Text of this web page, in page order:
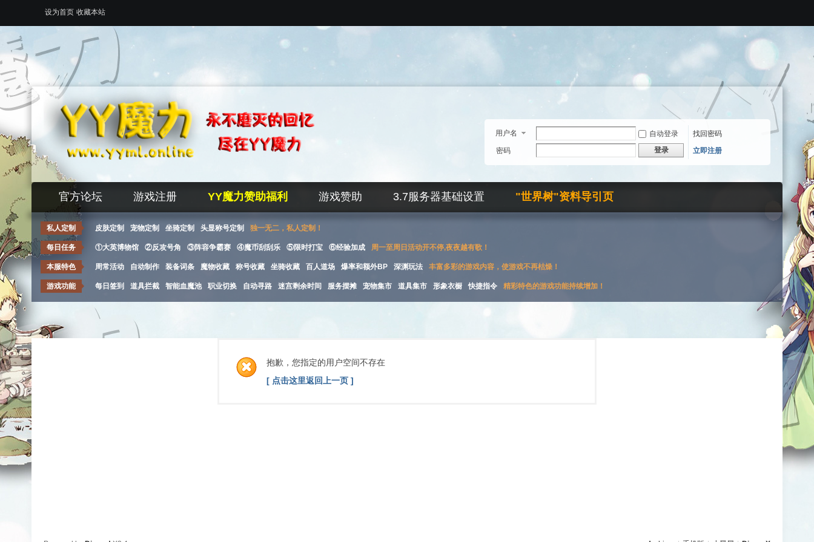
设为首页 收藏本站
用户名 自动登录
找回密码
密码
登录 立即注册
官方论坛 游戏注册 YY魔力赞助福利 游戏赞助 3.7服务器基础设置 "世界树"资料导引页
私人定制 皮肤定制 宠物定制 坐骑定制 头显称号定制 独一无二，私人定制！
每日任务 ①大英博物馆 ②反攻号角 ③阵容争霸赛 ④魔币刮刮乐 ⑤限时打宝 ⑥经验加成 周一至周日活动开不停,夜夜越有歌！
本服特色 周常活动 自动制作 装备词条 魔物收藏 称号收藏 坐骑收藏 百人道场 爆率和额外BP 深渊玩法 丰富多彩的游戏内容，使游戏不再枯燥！
游戏功能 每日签到 道具拦截 智能血魔池 职业切换 自动寻路 迷宫剩余时间 服务摆摊 宠物集市 道具集市 形象衣橱 快捷指令 精彩特色的游戏功能持续增加！
抱歉，您指定的用户空间不存在
[ 点击这里返回上一页 ]